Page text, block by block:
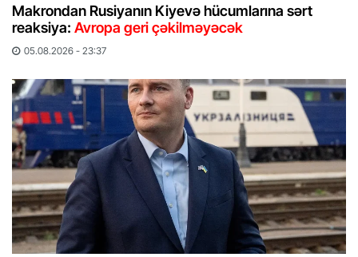
Makrondan Rusiyanın Kiyevə hücumlarına sərt
reaksiya: Avropa geri çəkilməyəcək
05.08.2026 - 23:37